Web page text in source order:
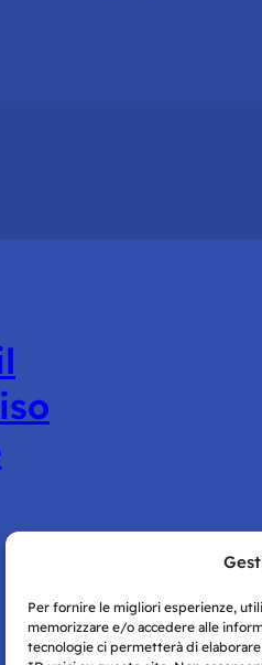
Per fornire le migliori esperienze,
memorizzare e/o accedere alle
tecnologie ci permetterà di